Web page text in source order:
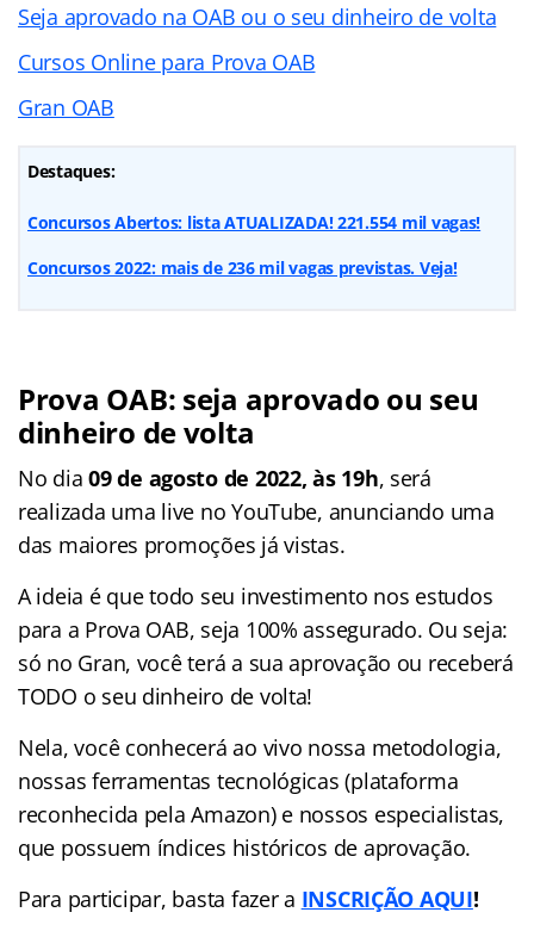
Seja aprovado na OAB ou o seu dinheiro de volta
Cursos Online para Prova OAB
Gran OAB
Destaques:
Concursos Abertos: lista ATUALIZADA! 221.554 mil vagas!
Concursos 2022: mais de 236 mil vagas previstas. Veja!
Prova OAB: seja aprovado ou seu
dinheiro de volta
No dia09 de agosto de 2022, às 19h, será
realizada uma live no YouTube, anunciando uma
das maiores promoções já vistas.
A ideia é que todo seu investimento nos estudos
para a Prova OAB, seja 100% assegurado. Ou seja:
só no Gran, você terá a sua aprovação ou receberá
TODO o seu dinheiro de volta!
Nela, você conhecerá ao vivo nossa metodologia,
nossas ferramentas tecnológicas (plataforma
reconhecida pela Amazon) e nossos especialistas,
que possuem índices históricos de aprovação.
Para participar, basta fazer a INSCRIÇÃO AQUI!